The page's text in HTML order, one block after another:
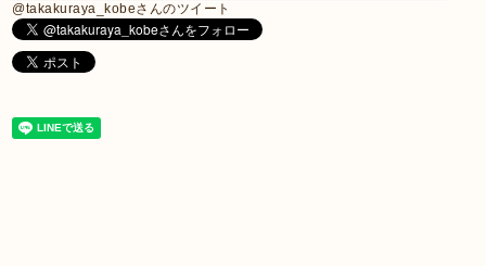
@takakuraya_kobeさんのツイート